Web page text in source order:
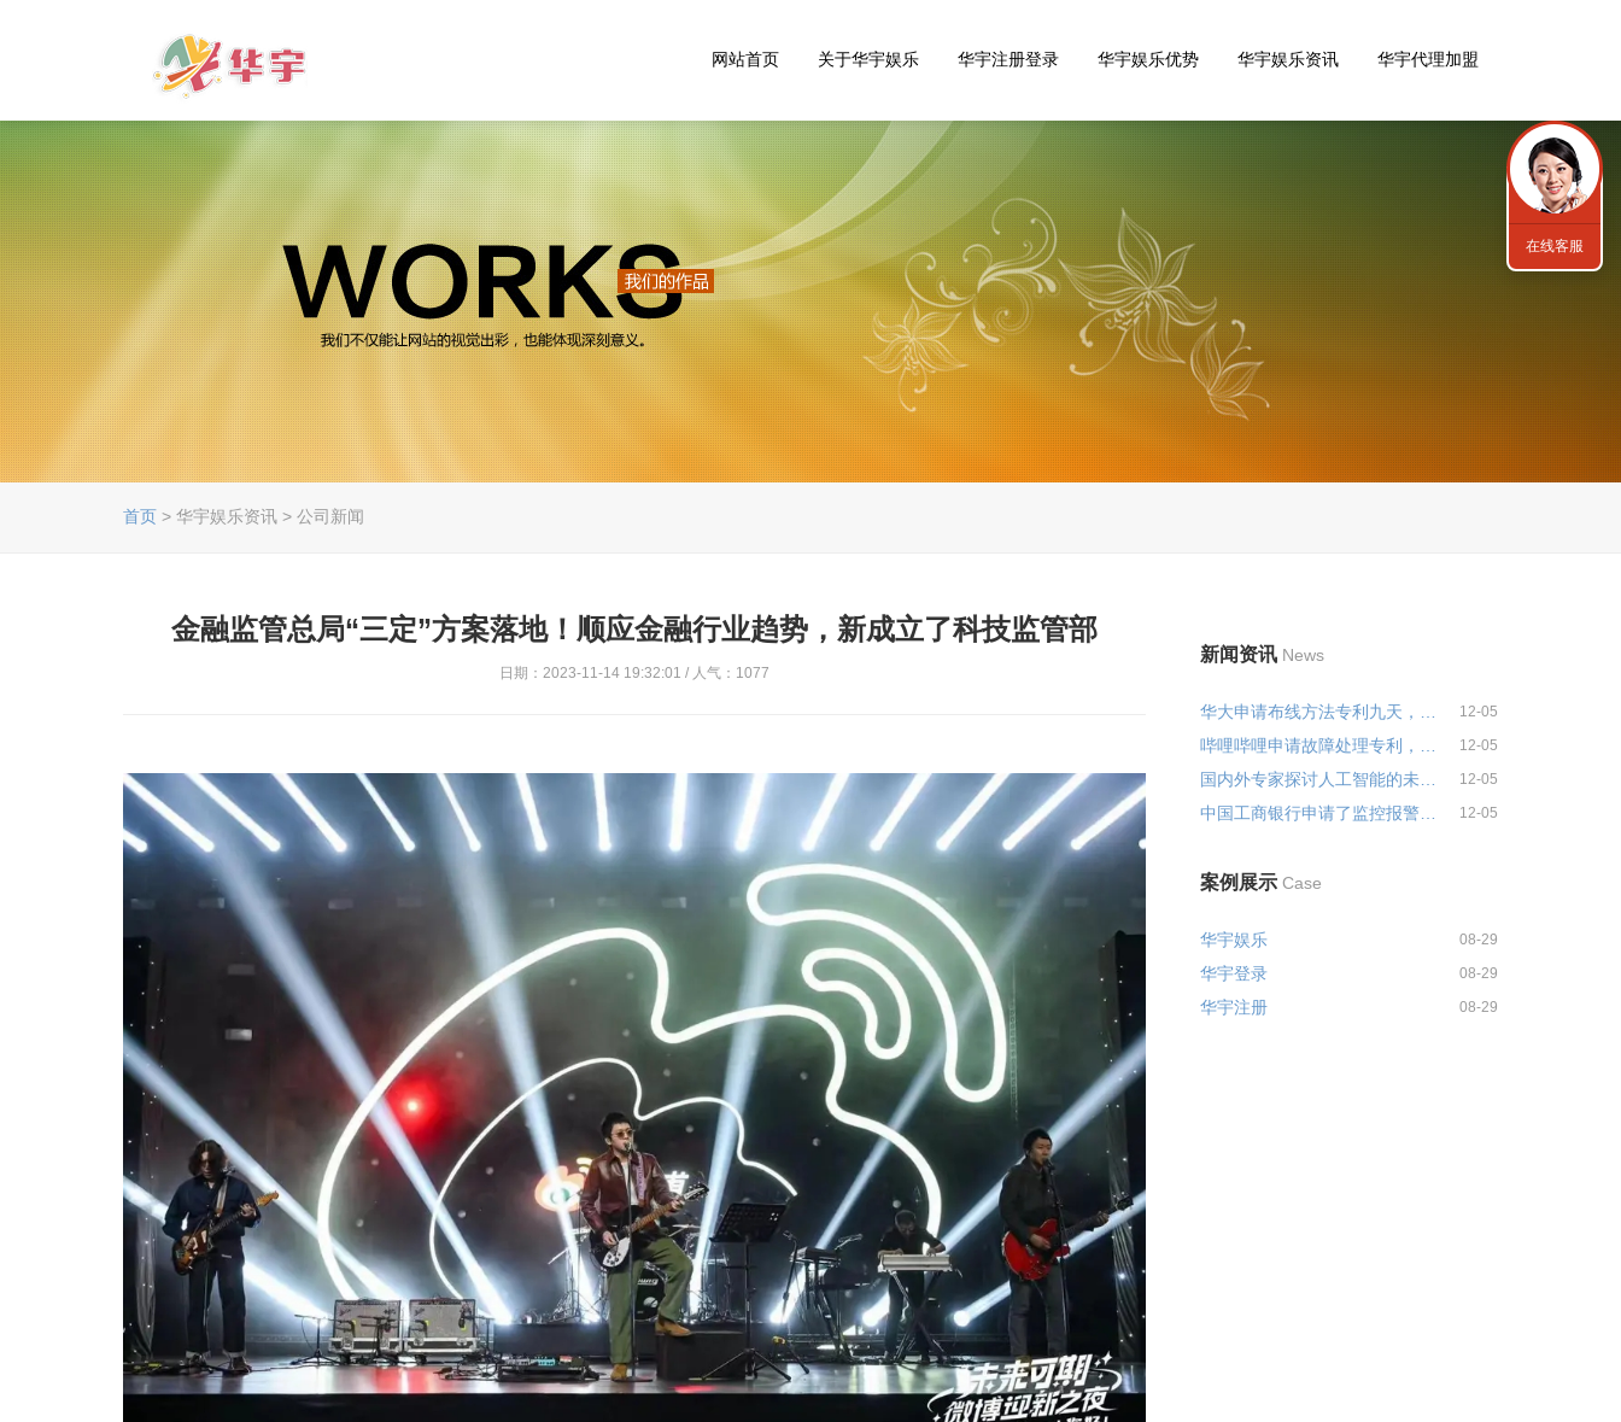
网站首页 关于华宇娱乐 华宇注册登录 华宇娱乐优势 华宇娱乐资讯 华宇代理加盟
首页 > 华宇娱乐资讯 > 公司新闻
金融监管总局“三定”方案落地！顺应金融行业趋势，新成立了科技监管部
日期：2023-11-14 19:32:01 / 人气：1077
新闻资讯 News
12-05
12-05
12-05
中国工商银行申请了监控报警专利... 12-05
案例展示 Case
华宇娱乐 08-29
华宇登录 08-29
华宇注册 08-29
在线客服